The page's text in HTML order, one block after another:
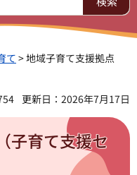
て> 地域子育て支援拠点
更新日：2026年7月17日
子育て支援セ